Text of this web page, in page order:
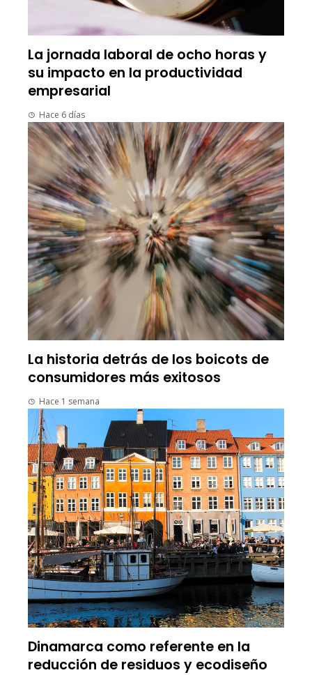
La jornada laboral de ocho horas y
su impacto en la productividad
empresarial
Hace 6 días
La historia detrás de los boicots de
consumidores más exitosos
Hace 1 semana
Dinamarca como referente en la
reducción de residuos y ecodiseño